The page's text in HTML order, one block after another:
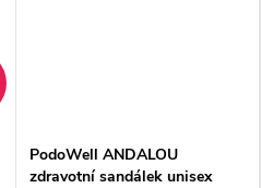
PodoWell ANDALOU
zdravotní sandálek unisex